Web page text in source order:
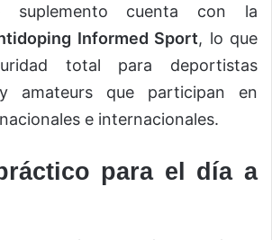
suplemento cuenta con la
Informed Sport, lo que
total para deportistas
amateurs que participan en
e internacionales.
para el día a